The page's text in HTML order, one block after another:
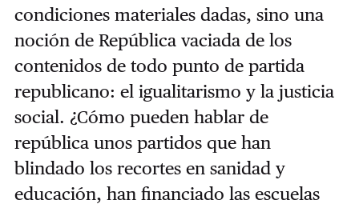
condiciones materiales dadas, sino una
noción de República vaciada de los
contenidos de todo punto de partida
republicano: el igualitarismo y la justicia
social. ¿Cómo pueden hablar de
república unos partidos que han
blindado los recortes en sanidad y
educación, han financiado las escuelas